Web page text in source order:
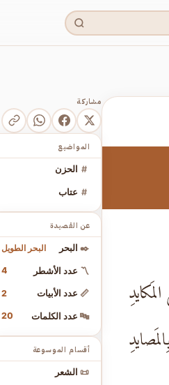
مشاركة
المواضيع
# الحزن
# عتاب
عن القصيدة
✒️ البحر البحر الطويل
〽️ عدد الأشطر 4
📏 عدد الأبيات 2
🔤 عدد الكلمات 20
أقسام الموسوعة
📜 الشعر